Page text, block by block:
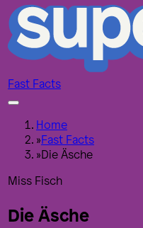
Fast Facts
Home
»Fast Facts
»Die Äsche
Miss Fisch
Die Äsche